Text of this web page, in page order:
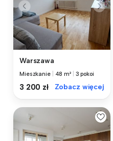
Warszawa
Mieszkanie 48 m² 3 pokoi
3 200 zł Zobacz więcej